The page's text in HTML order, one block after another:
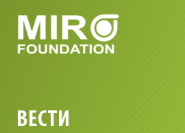
content
ВЕСТИ